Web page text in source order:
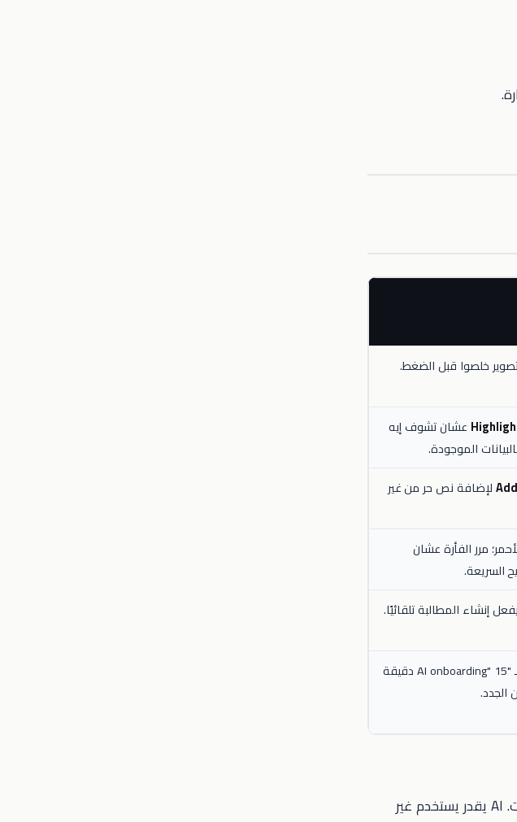
خلصوا قبل الضغط.
عشان تشوف إيه
لإضافة نص حر من غير
مرر الفأرة عشان
السريعة.
خصص جلسة تعريفية بـ "AI onboarding" 15 دقيقة
الجدد.
– قبل ما تبدأ الجولات، تأكد إن كل التحاليل المعلقة دخلت. AI يقدر يستخدم غير